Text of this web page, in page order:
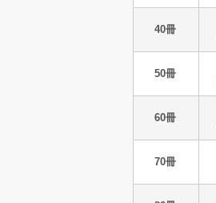
40冊
50冊
60冊
70冊